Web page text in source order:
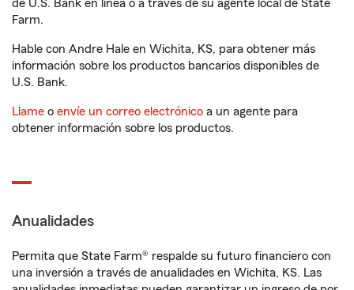
de U.S. Bank en línea o a través de su agente local de State
Farm.
Hable con Andre Hale en Wichita, KS, para obtener más
información sobre los productos bancarios disponibles de
U.S. Bank.
Llame o envíe un correo electrónico a un agente para
obtener información sobre los productos.
Anualidades
Permita que State Farm® respalde su futuro financiero con
una inversión a través de anualidades en Wichita, KS. Las